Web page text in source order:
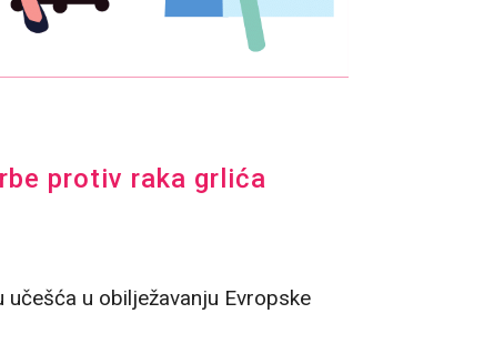
protiv raka grlića
u obilježavanju Evropske